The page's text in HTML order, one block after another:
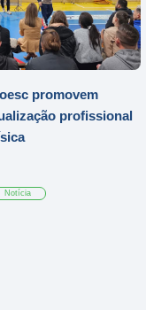
promovem
profissional
Notícia